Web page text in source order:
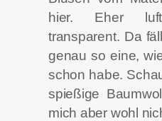
hier. Eher
transparent. Da
genau so eine,
schon habe.
spießige
mich aber wohl